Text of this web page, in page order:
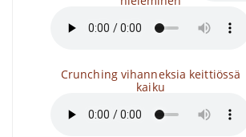
Crunching vihanneksia keittiössä
kaiku